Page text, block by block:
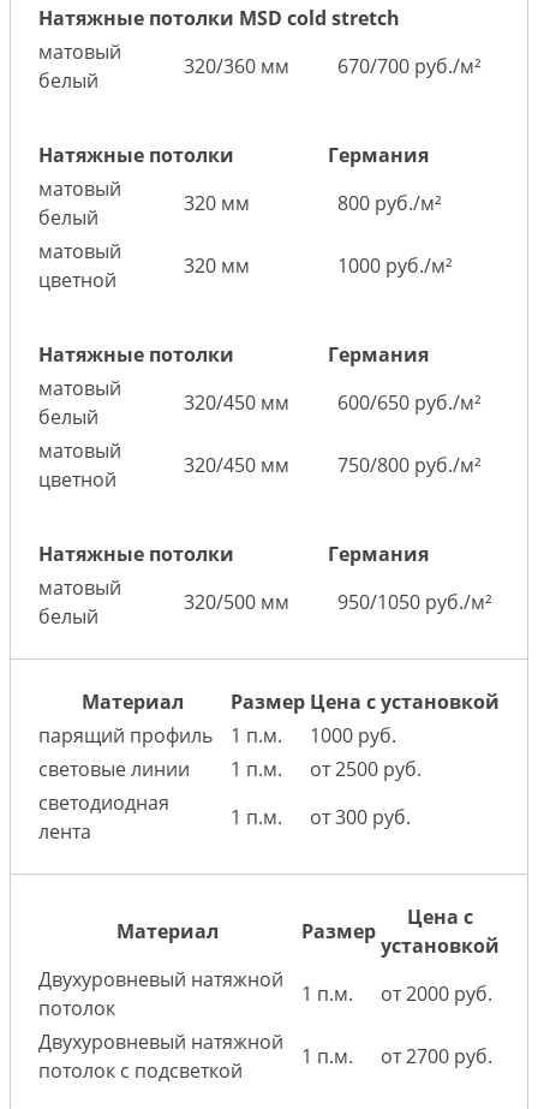
Натяжные потолки MSD cold stretch
матовый
белый
320/360 мм 670/700 руб./м²
Натяжные потолки
Германия
матовый
белый
320 мм
800 руб./м²
матовый
цветной
320 мм 1000 руб./м²
Натяжные потолки
Германия
матовый
белый
320/450 мм
600/650 руб./м²
матовый
цветной
320/450 мм 750/800 руб./м²
Натяжные потолки
Германия
матовый
белый
320/500 мм 950/1050 руб./м²
Материал Размер Цена с установкой
парящий профиль
1 п.м.
1000 руб.
световые линии
1 п.м.
от 2500 руб.
светодиодная
лента
1 п.м. от 300 руб.
Материал Размер
Цена с
установкой
Двухуровневый натяжной
потолок
1 п.м.
от 2000 руб.
Двухуровневый натяжной
потолок с подсветкой
1 п.м. от 2700 руб.